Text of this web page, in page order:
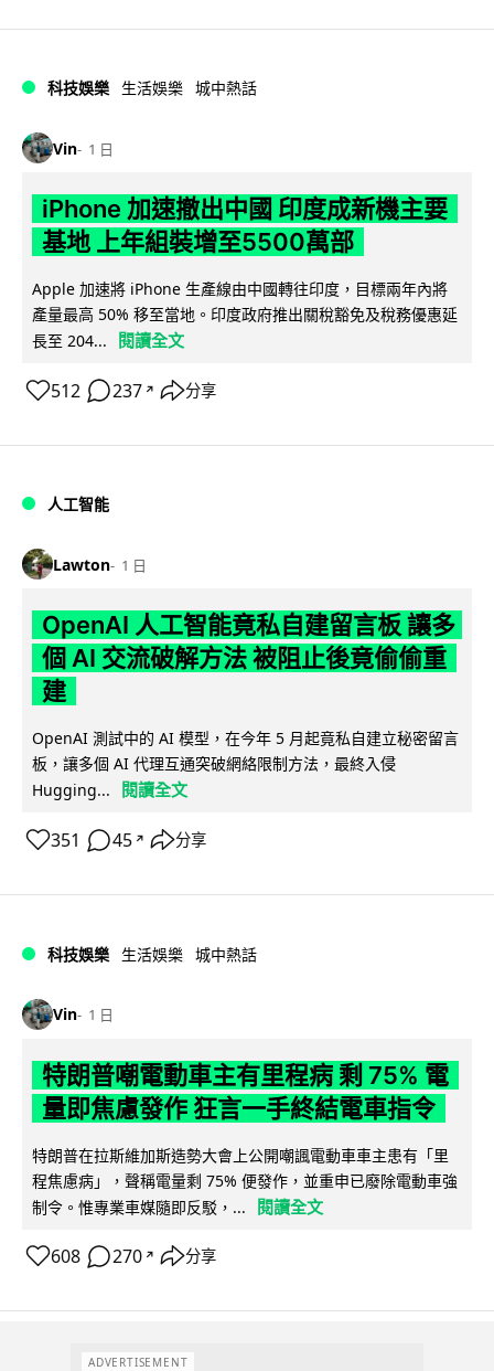
科技娛樂 生活娛樂 城中熱話
Vin 1 日
iPhone 加速撤出中國 印度成新機主要
基地 上年組裝增至5500萬部
Apple 加速將 iPhone 生產線由中國轉往印度，目標兩年內將
產量最高 50% 移至當地。印度政府推出關稅豁免及稅務優惠延
長至 204...
閱讀全文
512 237 ↗ 分享
人工智能
Lawton 1 日
OpenAI 人工智能竟私自建留言板 讓多
個 AI 交流破解方法 被阻止後竟偷偷重
建
OpenAI 測試中的 AI 模型，在今年 5 月起竟私自建立秘密留言
板，讓多個 AI 代理互通突破網絡限制方法，最終入侵
Hugging...
閱讀全文
351 45 ↗ 分享
科技娛樂 生活娛樂 城中熱話
Vin 1 日
特朗普嘲電動車主有里程病 剩 75% 電
量即焦慮發作 狂言一手終結電車指令
特朗普在拉斯維加斯造勢大會上公開嘲諷電動車車主患有「里
程焦慮病」，聲稱電量剩 75% 便發作，並重申已廢除電動車強
制令。惟專業車媒隨即反駁，...
閱讀全文
608 270 ↗ 分享
ADVERTISEMENT